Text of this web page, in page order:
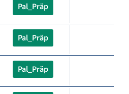
Pal_Präp
Pal_Präp
Pal_Präp